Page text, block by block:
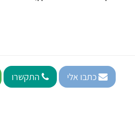
כתבו אלי התקשרו